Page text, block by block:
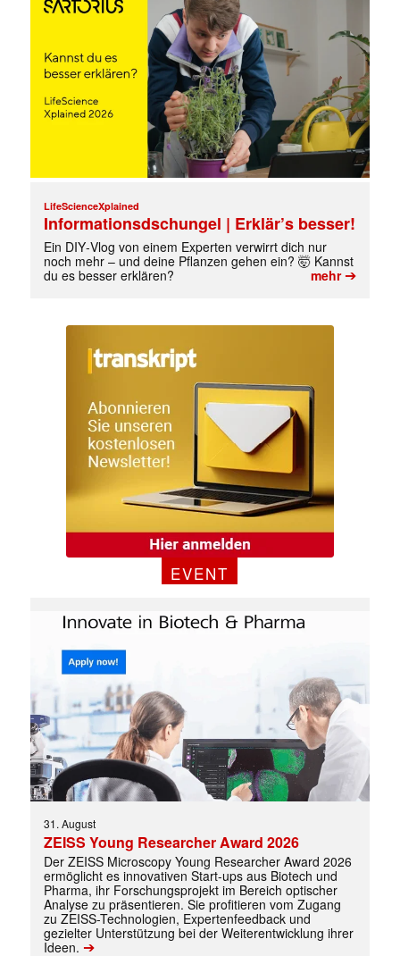
Mit dem |transkript-Newsletter
jede Woche aktuell informiert.
✕
E-
Mail
(erforderlich)
LifeScienceXplained
Informationsdschungel | Erklär’s besser!
Ein DIY‑Vlog von einem Experten verwirrt dich nur
noch mehr – und deine Pflanzen gehen ein? 🤯 Kannst
du es besser erklären?
mehr➔
EVENT
31. August
ZEISS Young Researcher Award 2026
Der ZEISS Microscopy Young Researcher Award 2026
ermöglicht es innovativen Start-ups aus Biotech und
Pharma, ihr Forschungsprojekt im Bereich optischer
Analyse zu präsentieren. Sie profitieren vom Zugang
zu ZEISS-Technologien, Expertenfeedback und
gezielter Unterstützung bei der Weiterentwicklung ihrer
Ideen. ➔